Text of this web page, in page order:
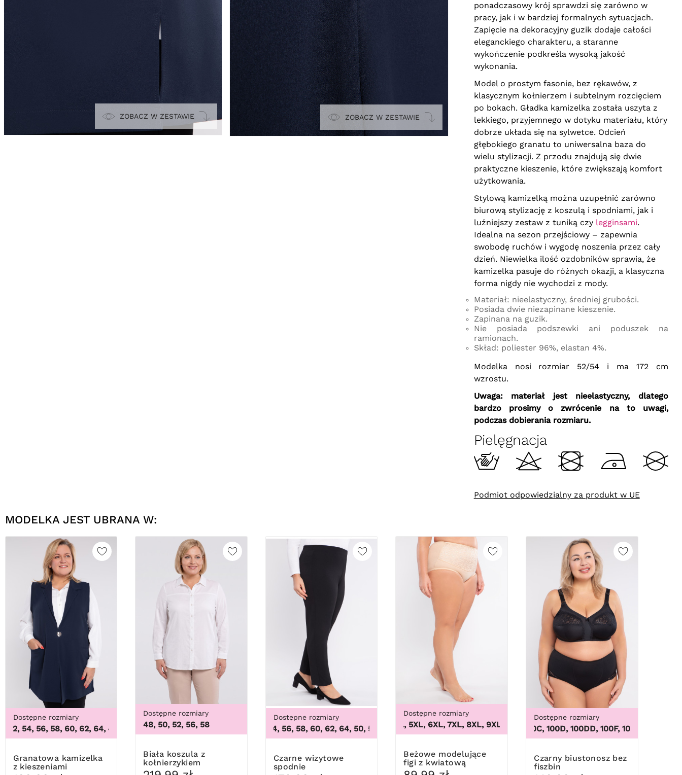
ZOBACZ W ZESTAWIE ZOBACZ W ZESTAWIE
ponadczasowy krój sprawdzi się zarówno w
pracy, jak i w bardziej formalnych sytuacjach.
Zapięcie na dekoracyjny guzik dodaje całości
eleganckiego charakteru, a staranne
wykończenie podkreśla wysoką jakość
wykonania.
Model o prostym fasonie, bez rękawów, z
klasycznym kołnierzem i subtelnym rozcięciem
po bokach. Gładka kamizelka została uszyta z
lekkiego, przyjemnego w dotyku materiału, który
dobrze układa się na sylwetce. Odcień
głębokiego granatu to uniwersalna baza do
wielu stylizacji. Z przodu znajdują się dwie
praktyczne kieszenie, które zwiększają komfort
użytkowania.
Stylową kamizelką można uzupełnić zarówno
biurową stylizację z koszulą i spodniami, jak i
luźniejszy zestaw z tuniką czy legginsami.
Idealna na sezon przejściowy – zapewnia
swobodę ruchów i wygodę noszenia przez cały
dzień. Niewielka ilość ozdobników sprawia, że
kamizelka pasuje do różnych okazji, a klasyczna
forma nigdy nie wychodzi z mody.
Materiał: nieelastyczny, średniej grubości.
Posiada dwie niezapinane kieszenie.
Zapinana na guzik.
Nie posiada podszewki ani poduszek na
ramionach.
Skład: poliester 96%, elastan 4%.
Modelka nosi rozmiar 52/54 i ma 172 cm
wzrostu.
Uwaga: materiał jest nieelastyczny, dlatego
bardzo prosimy o zwrócenie na to uwagi,
podczas dobierania rozmiaru.
Pielęgnacja
Podmiot odpowiedzialny za produkt w UE
MODELKA JEST UBRANA W:
Dostępne rozmiary
54, 56, 58, 60, 62, 64 ,48, 50, 52, 54, 56, 58, 60, 62, 64
Granatowa kamizelka
z kieszeniami
Dostępne rozmiary
48, 50, 52, 56, 58
Biała koszula z
kołnierzykiem
Dostępne rozmiary
50, 52, 54, 56, 58, 60, 62, 64 ,50, 52, 54, 56, 58, 60, 62, 64
Czarne wizytowe
spodnie
Dostępne rozmiary
3XL, 4XL, 5XL, 6XL, 7XL, 8XL, 9XL,3XL, 4XL, 5XL, 6XL, 7XL, 8XL, 9XL
Beżowe modelujące
figi z kwiatową
koronką
Dostępne rozmiary
100B, 100C, 100D, 100DD, 100F, 100G, 100H, 100I,
Czarny biustonosz bez
fiszbin